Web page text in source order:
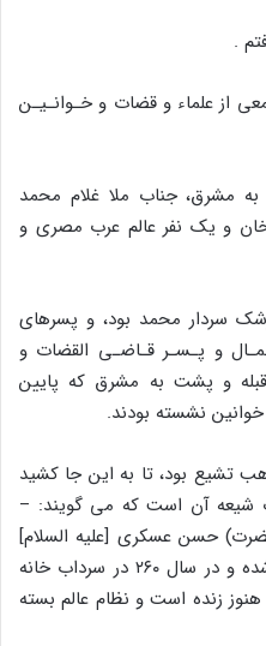
.
از علماء و قضات و خـوانـیـن
مشرق، جناب ملا غلام محمد
و یک نفر عالم عرب مصرى و
سردار محمد بود، و پسرهاى
و پـسـر قـاضـى القضات و
و پشت به مشرق که پایین
نشسته بودند.
بود، تا به این جا کشید
شیعه آن است که مى گویند: –
حسن عسکرى [علیه السلام]
سال ۲۵۵ هجرى در سامرا متولد شده و در سال ۲۶۰ در سرداب خانه
زنده است و نظام عالم بسته